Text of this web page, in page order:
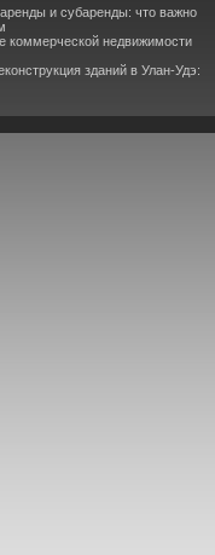
и субаренды: что важно
коммерческой недвижимости
зданий в Улан-Удэ: